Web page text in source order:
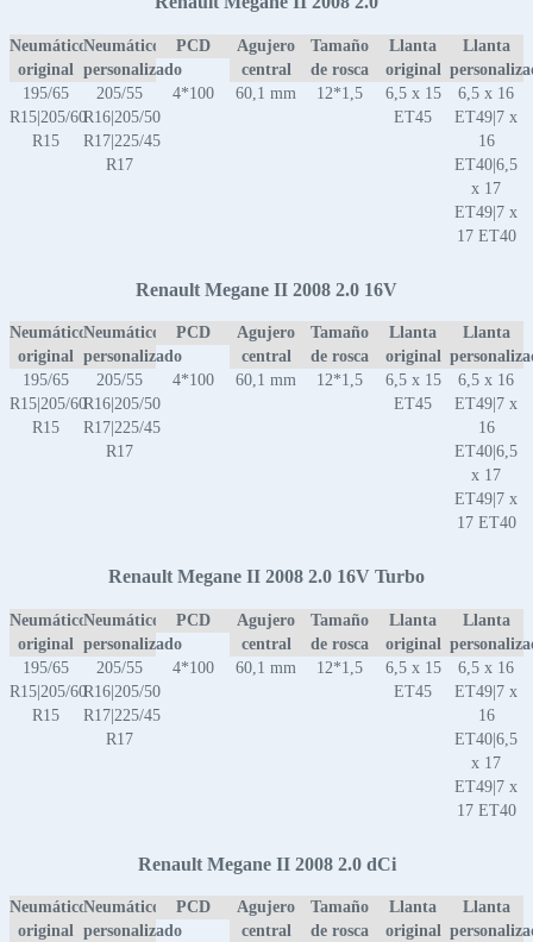
Neumático
original
Neumático
personalizado
PCD
Agujero
central
Tamaño
de rosca
Llanta
original
Llanta
195/65
R15|205/60
R15
205/55
R16|205/50
R17|225/45
R17
4*100 60,1 mm 12*1,5
6,5 x 15
ET45
6,5 x 16
ET49|7 x
16
ET40|6,5
x 17
ET49|7 x
17 ET40
Renault Megane II 2008 2.0 16V
Neumático
original
Neumático
personalizado
PCD
Agujero
central
Tamaño
de rosca
Llanta
original
Llanta
195/65
R15|205/60
R15
205/55
R16|205/50
R17|225/45
R17
4*100 60,1 mm 12*1,5
6,5 x 15
ET45
6,5 x 16
ET49|7 x
16
ET40|6,5
x 17
ET49|7 x
17 ET40
Renault Megane II 2008 2.0 16V Turbo
Neumático
original
Neumático
personalizado
PCD
Agujero
central
Tamaño
de rosca
Llanta
original
Llanta
195/65
R15|205/60
R15
205/55
R16|205/50
R17|225/45
R17
4*100 60,1 mm 12*1,5
6,5 x 15
ET45
6,5 x 16
ET49|7 x
16
ET40|6,5
x 17
ET49|7 x
17 ET40
Renault Megane II 2008 2.0 dCi
Neumático
original
Neumático
personalizado
PCD
Agujero
central
Tamaño
de rosca
Llanta
original
Llanta